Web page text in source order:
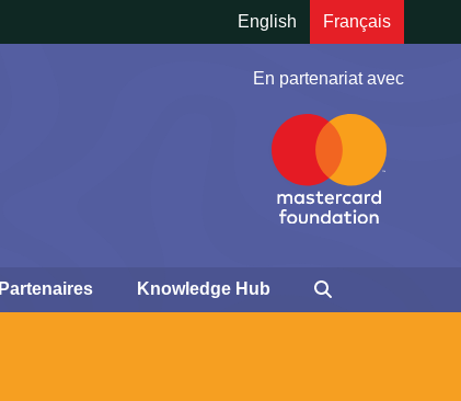
English Français
En partenariat avec
Partenaires Knowledge Hub